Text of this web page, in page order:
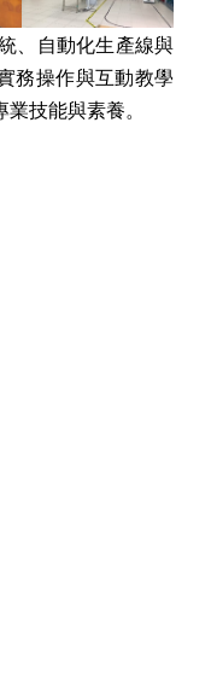
、自動化生產線與
務操作與互動教學
技能與素養。